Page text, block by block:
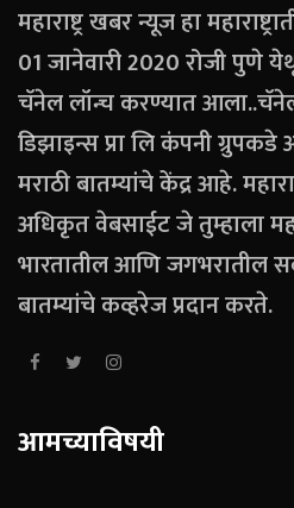
महाराष्ट्र खबर न्यूज हा
01 जानेवारी 2020 रोजी पुणे
चॅनेल लॉन्च करण्यात
डिझाइन्स प्रा लि कंपनी ग्रुपकडे
मराठी बातम्यांचे केंद्र आहे.
अधिकृत वेबसाईट जे तुम्हाला
भारतातील आणि जगभरातील
बातम्यांचे कव्हरेज प्रदान करते.
आमच्याविषयी